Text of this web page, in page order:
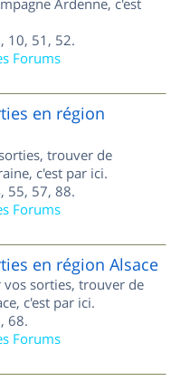
Ardenne, c'est
10, 51, 52.
Forums
en région
trouver de
c'est par ici.
55, 57, 88.
Forums
en région Alsace
vos sorties, trouver de
c'est par ici.
68.
Forums